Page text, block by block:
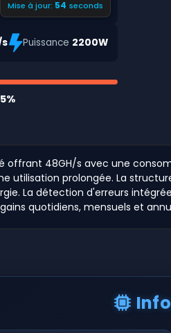
Mise à jour: 53 seconds
s Puissance 2200W
offrant 48GH/s avec une
utilisation prolongée. La
La détection d'erreurs
quotidiens, mensuels et